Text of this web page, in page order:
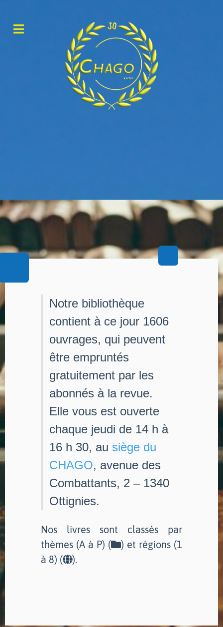
Notre bibliothèque
contient à ce jour 1606
ouvrages, qui peuvent
être empruntés
gratuitement par les
abonnés à la revue.
Elle vous est ouverte
chaque jeudi de 14 h à
16 h 30, au siège du
CHAGO, avenue des
Combattants, 2 – 1340
Ottignies.
Nos livres sont classés par
thèmes (A à P) (
) et régions (1
à 8) (
).